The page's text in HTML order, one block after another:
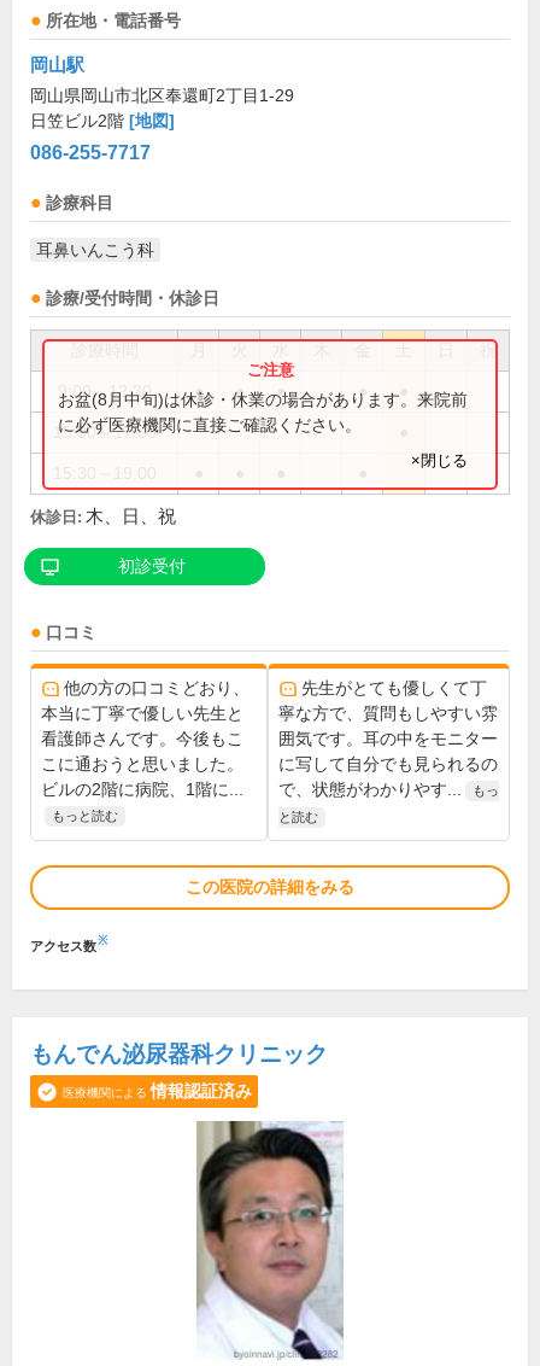
所在地・電話番号
岡山駅
岡山県岡山市北区奉還町2丁目1-29
日笠ビル2階 [地図]
086-255-7717
診療科目
耳鼻いんこう科
診療/受付時間・休診日
祝
9:00～12:30 ● ● ● ●
15:00～17:00
お盆(8月中旬)は休診・休業の場合があります。来院前
に必ず医療機関に直接ご確認ください。
×閉じる
休診日: 木、日、祝
初診受付
口コミ
他の方の口コミどおり、
本当に丁寧で優しい先生と
看護師さんです。今後もこ
こに通おうと思いました。
ビルの2階に病院、1階に...
もっと読む
先生がとても優しくて丁
寧な方で、質問もしやすい雰
囲気です。耳の中をモニター
に写して自分でも見られるの
で、状態がわかりやす...
もっ
と読む
この医院の詳細をみる
アクセス数※
もんでん泌尿器科クリニック
医療機関による 情報認証済み